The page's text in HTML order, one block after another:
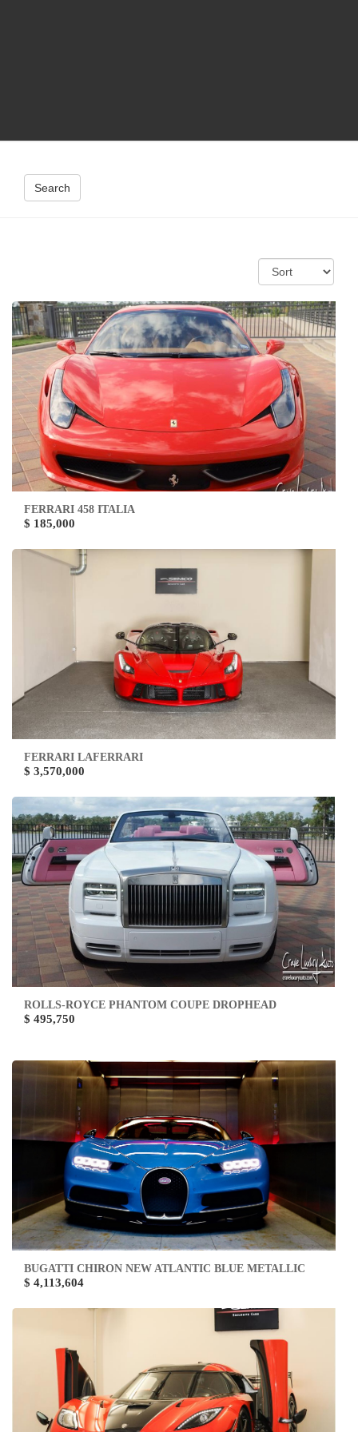
Search
FERRARI 458 ITALIA
$ 185,000
FERRARI LAFERRARI
$ 3,570,000
ROLLS-ROYCE PHANTOM COUPE DROPHEAD
$ 495,750
BUGATTI CHIRON NEW ATLANTIC BLUE METALLIC
$ 4,113,604